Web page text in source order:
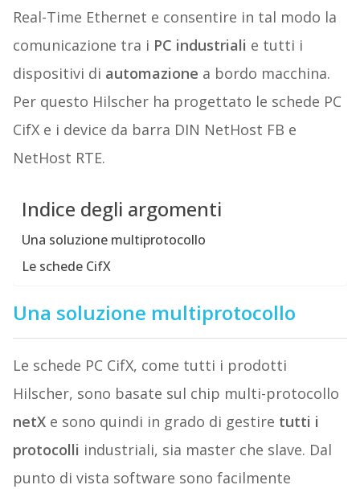
Real-Time Ethernet e consentire in tal modo la
comunicazione tra i PC industriali e tutti i
dispositivi di automazione a bordo macchina.
Per questo Hilscher ha progettato le schede PC
CifX e i device da barra DIN NetHost FB e
NetHost RTE.
Indice degli argomenti
Una soluzione multiprotocollo
Le schede CifX
Una soluzione multiprotocollo
Le schede PC CifX, come tutti i prodotti
Hilscher, sono basate sul chip multi-protocollo
netXe sono quindi in grado di gestire tutti i
protocolli industriali, sia master che slave. Dal
punto di vista software sono facilmente